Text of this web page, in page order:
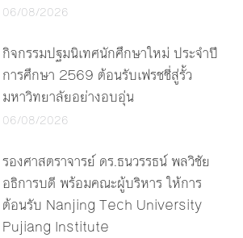
06/08/2026
กิจกรรมปฐมนิเทศนักศึกษาใหม่ ประจำปี
การศึกษา 2569 ต้อนรับเฟรชชี่สู่รั้ว
มหาวิทยาลัยอย่างอบอุ่น
06/08/2026
รองศาสตราจารย์ ดร.ธนวรรธน์ พลวิชัย
อธิการบดี พร้อมคณะผู้บริหาร ให้การ
ต้อนรับ Nanjing Tech University
Pujiang Institute